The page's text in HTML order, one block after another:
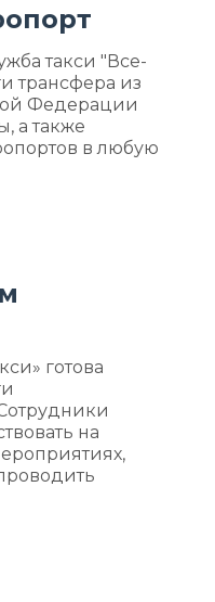
такси "Все-
трансфера из
Федерации
а также
в любую
готова
на